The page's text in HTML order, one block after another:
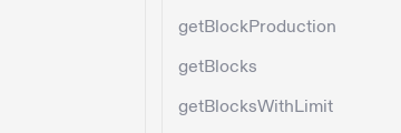
getBlockProduction
getBlocks
getBlocksWithLimit